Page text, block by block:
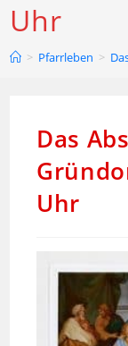
Uhr
> Pfarrleben >
Das
Uhr